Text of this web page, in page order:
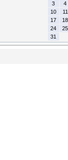
3
4
10
11
17
18
24
25
31